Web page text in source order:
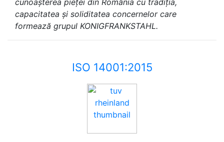
cunoașterea pieței din România cu tradiția,
capacitatea și soliditatea concernelor care
formează grupul KONIGFRANKSTAHL.
ISO 14001:2015